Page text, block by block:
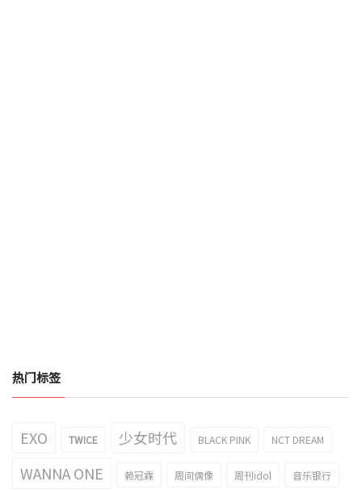
热门标签
EXO TWICE 少女时代 BLACK PINK NCT DREAM
WANNA ONE 赖冠霖 周间偶像 周刊idol 音乐银行